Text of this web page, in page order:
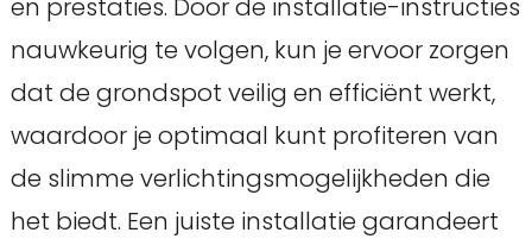
en prestaties. Door de installatie-instructies
nauwkeurig te volgen, kun je ervoor zorgen
dat de grondspot veilig en efficiënt werkt,
waardoor je optimaal kunt profiteren van
de slimme verlichtingsmogelijkheden die
het biedt. Een juiste installatie garandeert